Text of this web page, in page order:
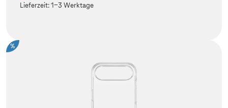
Lieferzeit:1-3 Werktage
%